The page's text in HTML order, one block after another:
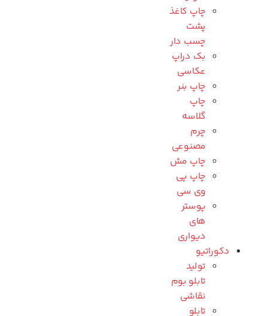
چاپ کاغذ
پشت
چسب دار
بک دراپ
عکاسی
چاپ بنر
چاپ
گلاسه
چرم
مصنوعی
چاپ مش
چاپ پی
وی سی
پوستر
های
دیواری
دکوراتیو
تولید
تابلو بوم
نقاشی
تابلو